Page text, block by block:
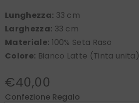
Lunghezza: 33 cm
Larghezza: 33 cm
Materiale: 100% Seta Raso
Colore: Bianco Latte (Tinta unita)
€40,00
Confezione Regalo